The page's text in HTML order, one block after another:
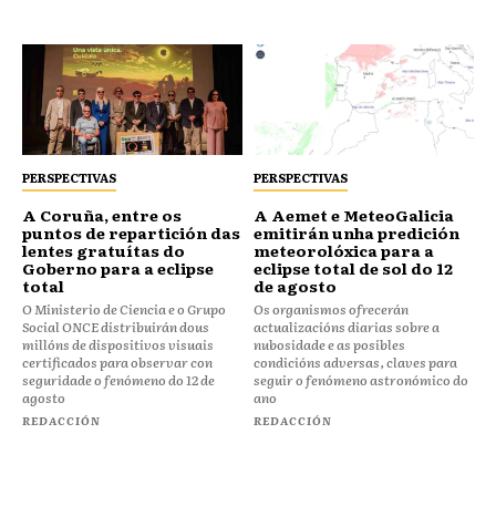
PERSPECTIVAS
⁠⁠A Coruña, entre os
puntos de repartición das
lentes gratuítas do
Goberno para a eclipse
total
O Ministerio de Ciencia e o Grupo
Social ONCE distribuirán dous
millóns de dispositivos visuais
certificados para observar con
seguridade o fenómeno do 12 de
agosto
REDACCIÓN
PERSPECTIVAS
A Aemet e MeteoGalicia
emitirán unha predición
meteorolóxica para a
eclipse total de sol do 12
de agosto
Os organismos ofrecerán
actualizacións diarias sobre a
nubosidade e as posibles
condicións adversas, claves para
seguir o fenómeno astronómico do
ano
REDACCIÓN